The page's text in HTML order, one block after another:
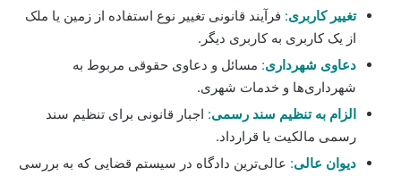
تغییر کاربری: فرآیند قانونی تغییر نوع استفاده از زمین یا ملک
از یک کاربری به کاربری دیگر.
دعاوی شهرداری: مسائل و دعاوی حقوقی مربوط به
شهرداری‌ها و خدمات شهری.
الزام به تنظیم سند رسمی: اجبار قانونی برای تنظیم سند
رسمی مالکیت یا قرارداد.
دیوان عالی: عالی‌ترین دادگاه در سیستم قضایی که به بررسی